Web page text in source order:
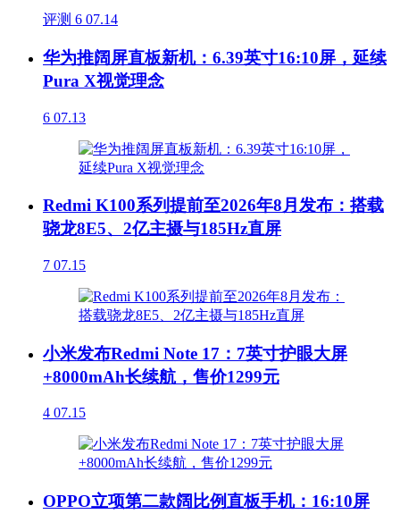
评测 6 07.14
华为推阔屏直板新机：6.39英寸16:10屏，延续
Pura X视觉理念
6 07.13
Redmi K100系列提前至2026年8月发布：搭载
骁龙8E5、2亿主摄与185Hz直屏
7 07.15
小米发布Redmi Note 17：7英寸护眼大屏
+8000mAh长续航，售价1299元
4 07.15
OPPO立项第二款阔比例直板手机：16:10屏